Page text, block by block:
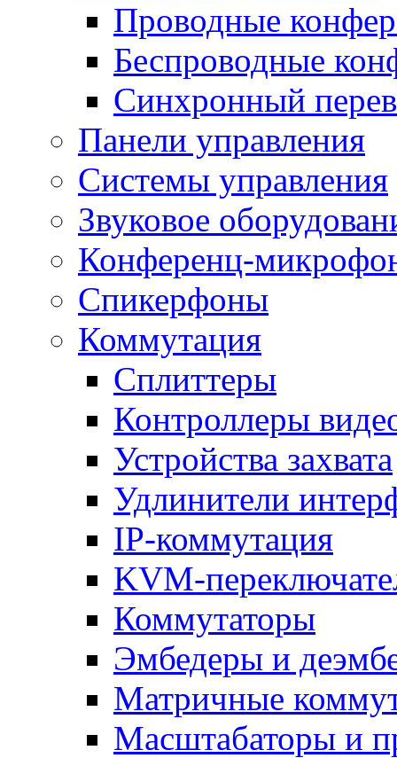
Проводные
Беспроводные
Синхронный
Панели управления
Системы управления
Звуковое
Конференц-
Спикерфоны
Коммутация
Сплиттеры
Контроллеры
Устройства захвата
Удлинители
IP-коммутация
KVM-
Коммутаторы
Эмбедеры и
Матричные
Масштабаторы и